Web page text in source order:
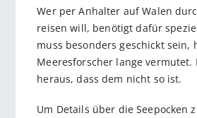
Wer per Anhalter auf Walen
reisen will, benötigt dafür
muss besonders geschickt sein,
Meeresforscher lange vermutet.
heraus, dass dem nicht so ist.
Um Details über die Seepocken